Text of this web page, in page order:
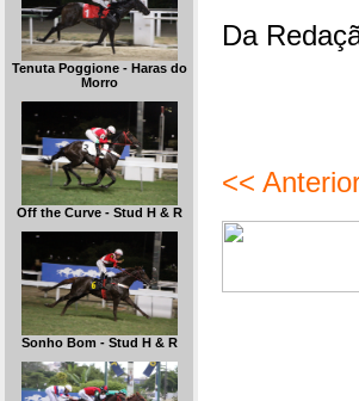
Tenuta Poggione - Haras do
Morro
Off the Curve - Stud H & R
Sonho Bom - Stud H & R
Da
<<